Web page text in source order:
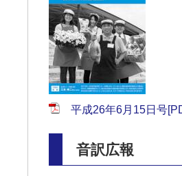
平成26年6月15日号
音訳広報